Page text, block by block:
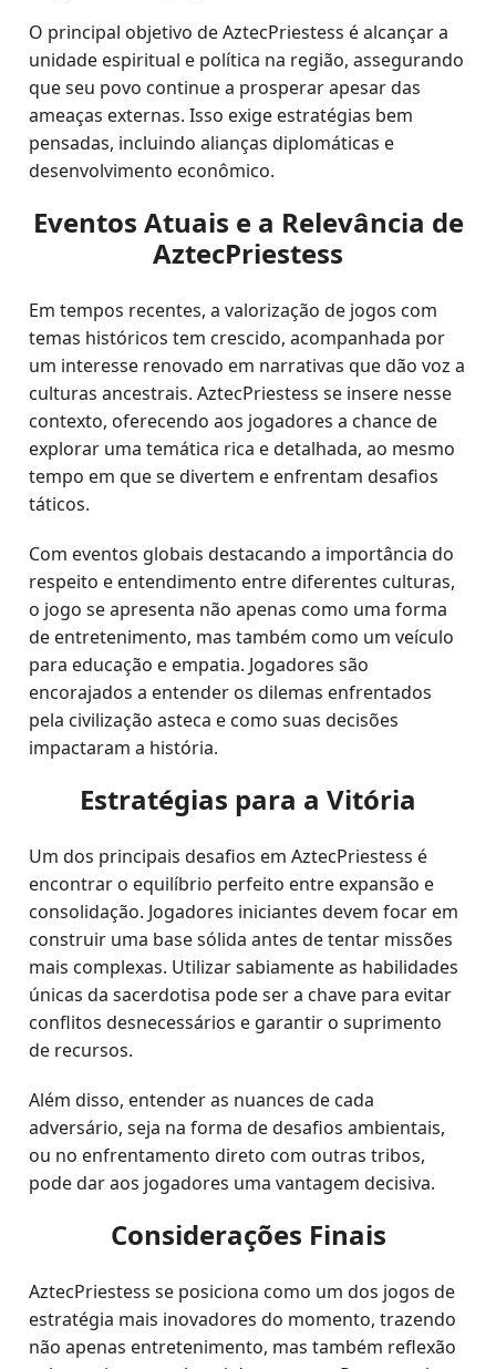
O principal objetivo de AztecPriestess é alcançar a
unidade espiritual e política na região, assegurando
que seu povo continue a prosperar apesar das
ameaças externas. Isso exige estratégias bem
pensadas, incluindo alianças diplomáticas e
desenvolvimento econômico.
Eventos Atuais e a Relevância de
AztecPriestess
Em tempos recentes, a valorização de jogos com
temas históricos tem crescido, acompanhada por
um interesse renovado em narrativas que dão voz a
culturas ancestrais. AztecPriestess se insere nesse
contexto, oferecendo aos jogadores a chance de
explorar uma temática rica e detalhada, ao mesmo
tempo em que se divertem e enfrentam desafios
táticos.
Com eventos globais destacando a importância do
respeito e entendimento entre diferentes culturas,
o jogo se apresenta não apenas como uma forma
de entretenimento, mas também como um veículo
para educação e empatia. Jogadores são
encorajados a entender os dilemas enfrentados
pela civilização asteca e como suas decisões
impactaram a história.
Estratégias para a Vitória
Um dos principais desafios em AztecPriestess é
encontrar o equilíbrio perfeito entre expansão e
consolidação. Jogadores iniciantes devem focar em
construir uma base sólida antes de tentar missões
mais complexas. Utilizar sabiamente as habilidades
únicas da sacerdotisa pode ser a chave para evitar
conflitos desnecessários e garantir o suprimento
de recursos.
Além disso, entender as nuances de cada
adversário, seja na forma de desafios ambientais,
ou no enfrentamento direto com outras tribos,
pode dar aos jogadores uma vantagem decisiva.
Considerações Finais
AztecPriestess se posiciona como um dos jogos de
estratégia mais inovadores do momento, trazendo
não apenas entretenimento, mas também reflexão